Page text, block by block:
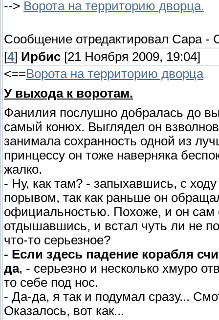
--> Ворота на территорию дворца.
Сообщение отредактировал Сара-
[4] Ирбис [21 Ноября 2009, 19:04]
<==Ворота на территорию дворца
У выхода к воротам.
Фанилия послушно добралась до
самый конюх. Выглядел он
занимала сохранность одной из
принцессу он тоже наверняка
жалко.
- Ну, как там? - запыхавшись, с
порывом, так как раньше он
официальностью. Похоже, и он сам
отдышавшись, и встал чуть ли не
что-то серьезное?
- Если здесь падение корабля
да, - серьезно и несколько хмуро
то себе под нос.
- Да-да, я так и подумал сразу...
Оказалось, вот как...